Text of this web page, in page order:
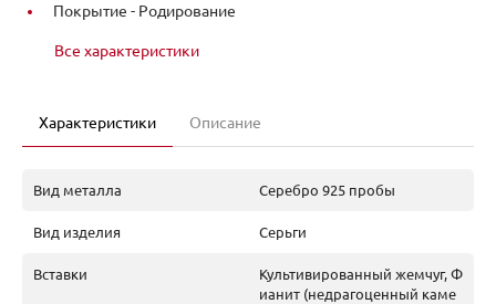
Покрытие - Родирование
Все характеристики
Характеристики Описание
Вид металла Серебро 925 пробы
Вид изделия Серьги
Вставки
Культивированный жемчуг, Ф
ианит (недрагоценный каме